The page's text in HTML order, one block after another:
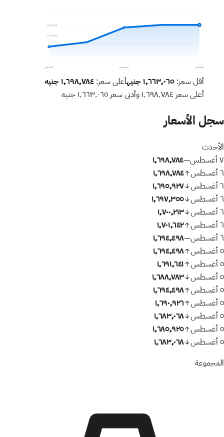
١٬٦٩٨٬٧٨٤
١٬٦٨٠٬٩٢٤٫٥
١٬٦٦٣٬٠٦٥
٣ أغسطس ٥ أغسطس ٧ أغسطس
أقل سعر: ١٬٦٦٣٬٠٦٥ جنيهأعلى سعر: ١٬٦٩٨٬٧٨٤ جنيه
أعلى سعر ١٬٦٩٨٬٧٨٤ وأدنى سعر ١٬٦٦٣٬٠٦٥ جنيه
سجل الأسعار
الأحدث
٧ أغسطس
—١٬٦٩٨٬٧٨٤
٦ أغسطس
↑١٬٦٩٨٬٧٨٤
٦ أغسطس
↓١٬٦٩٥٬٩٢٧
٦ أغسطس
↓١٬٦٩٧٬٣٥٥
٦ أغسطس
↓١٬٧٠٠٬٢١٣
٦ أغسطس
↑١٬٧٠١٬٦٤٢
٦ أغسطس
—١٬٦٩٤٬٤٩٨
٥ أغسطس
↑١٬٦٩٤٬٤٩٨
٥ أغسطس
↑١٬٦٩١٬٦٤١
٥ أغسطس
↓١٬٦٨٨٬٧٨٣
٥ أغسطس
↑١٬٦٩٤٬٤٩٨
٥ أغسطس
↑١٬٦٩٠٬٩٢٦
٥ أغسطس
↓١٬٦٨٣٬٠٦٨
٥ أغسطس
↑١٬٦٨٥٬٩٢٥
٥ أغسطس
↓١٬٦٨٣٬٠٦٨
المجموعة